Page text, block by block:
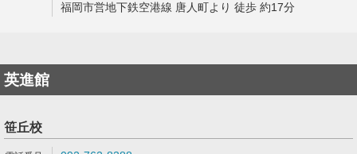
福岡市営地下鉄空港線 唐人町より 徒歩 約17分
英進館
笹丘校